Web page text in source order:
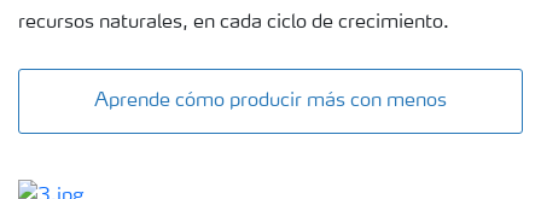
recursos naturales, en cada ciclo de crecimiento.
Aprende cómo producir más con menos